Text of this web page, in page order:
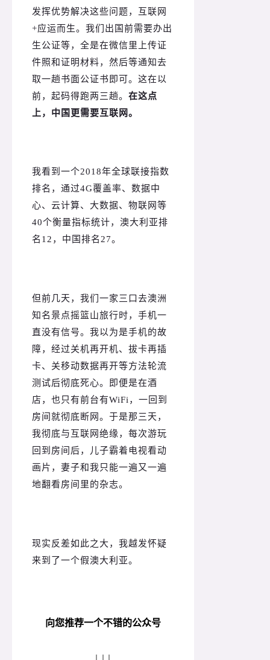
发挥优势解决这些问题，互联网
+应运而生。 我们出国前需要办出
生公证等，全是在微信里上传证
件照和证明材料，然后等通知去
取一趟书面公证书即可。 这在以
前，起码得跑两三趟。 在这点
上，中国更需要互联网。
我看到一个2018年全球联接指数
排名，通过4G覆盖率、数据中
心、云计算、大数据、物联网等
40个衡量指标统计，澳大利亚排
名12，中国排名27。
但前几天，我们一家三口去澳洲
知名景点摇篮山旅行时，手机一
直没有信号。 我以为是手机的故
障，经过关机再开机、拔卡再插
卡、关移动数据再开等方法轮流
测试后彻底死心。
即便是在酒
店，也只有前台有WiFi，一回到
房间就彻底断网。 于是那三天，
我彻底与互联网绝缘，每次游玩
回到房间后，儿子霸着电视看动
画片，妻子和我只能一遍又一遍
地翻看房间里的杂志。
现实反差如此之大，我越发怀疑
来到了一个假澳大利亚。
向您推荐一个不错的公众号
↓↓↓